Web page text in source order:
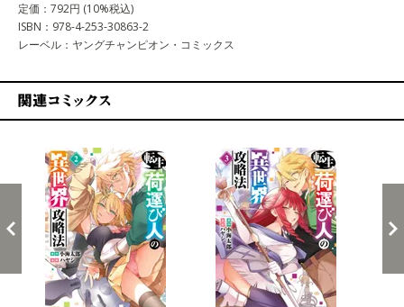
定価：792円 (10%税込)
ISBN：978-4-253-30863-2
レーベル：ヤングチャンピオン・コミックス